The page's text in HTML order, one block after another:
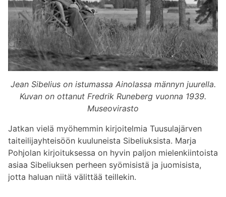
Jean Sibelius on istumassa Ainolassa männyn juurella.
Kuvan on ottanut Fredrik Runeberg vuonna 1939.
Museovirasto
Jatkan vielä myöhemmin kirjoitelmia Tuusulajärven
taiteilijayhteisöön kuuluneista Sibeliuksista. Marja
Pohjolan kirjoituksessa on hyvin paljon mielenkiintoista
asiaa Sibeliuksen perheen syömisistä ja juomisista,
jotta haluan niitä välittää teillekin.